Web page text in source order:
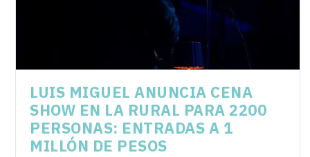
LUIS MIGUEL ANUNCIA CENA
SHOW EN LA RURAL PARA 2200
PERSONAS: ENTRADAS A 1
MILLÓN DE PESOS